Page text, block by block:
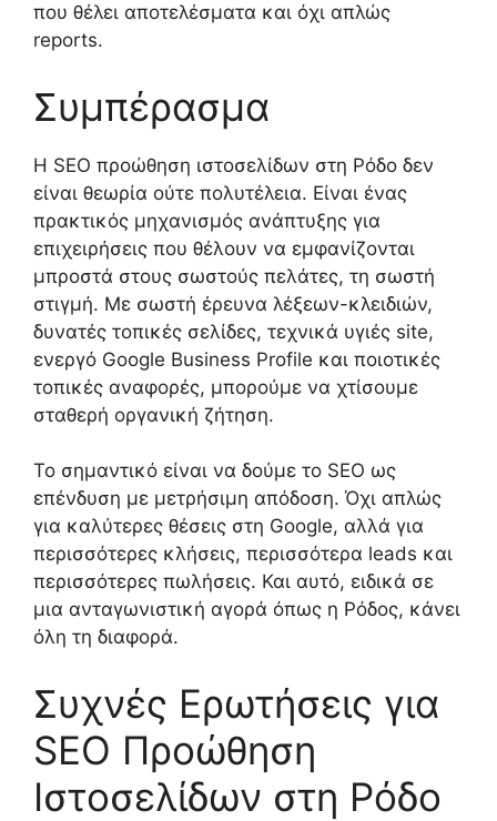
που θέλει αποτελέσματα και όχι απλώς
reports.
Συμπέρασμα
Η SEO προώθηση ιστοσελίδων στη Ρόδο δεν
είναι θεωρία ούτε πολυτέλεια. Είναι ένας
πρακτικός μηχανισμός ανάπτυξης για
επιχειρήσεις που θέλουν να εμφανίζονται
μπροστά στους σωστούς πελάτες, τη σωστή
στιγμή. Με σωστή έρευνα λέξεων-κλειδιών,
δυνατές τοπικές σελίδες, τεχνικά υγιές site,
ενεργό Google Business Profile και ποιοτικές
τοπικές αναφορές, μπορούμε να χτίσουμε
σταθερή οργανική ζήτηση.
Το σημαντικό είναι να δούμε το SEO ως
επένδυση με μετρήσιμη απόδοση. Όχι απλώς
για καλύτερες θέσεις στη Google, αλλά για
περισσότερες κλήσεις, περισσότερα leads και
περισσότερες πωλήσεις. Και αυτό, ειδικά σε
μια ανταγωνιστική αγορά όπως η Ρόδος, κάνει
όλη τη διαφορά.
Συχνές Ερωτήσεις για
SEO Προώθηση
Ιστοσελίδων στη Ρόδο